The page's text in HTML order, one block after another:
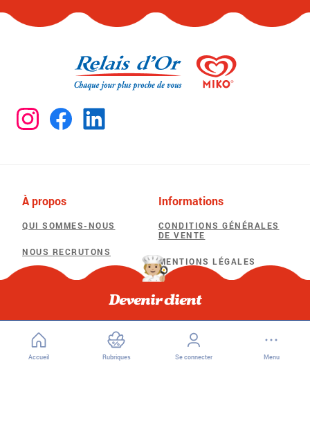
Devenir client
À propos
QUI SOMMES-NOUS
NOUS RECRUTONS
F.A.Q
Informations
CONDITIONS GÉNÉRALES
DE VENTE
MENTIONS LÉGALES
CONFIDENTIALITÉ
POLITIQUE D’UTILISATION
DES COOKIES
Accueil Rubriques Se connecter Menu